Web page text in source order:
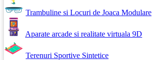
Trambuline si Locuri de Joaca Modulare
Aparate arcade si realitate virtuala 9D
Terenuri Sportive Sintetice